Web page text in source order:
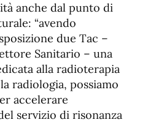
anche dal punto di
“avendo
due Tac –
Sanitario – una
alla radioterapia
radiologia, possiamo
accelerare
servizio di risonanza